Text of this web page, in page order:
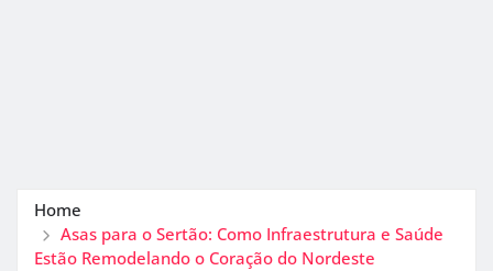
Home
Asas para o Sertão: Como Infraestrutura e Saúde
Estão Remodelando o Coração do Nordeste